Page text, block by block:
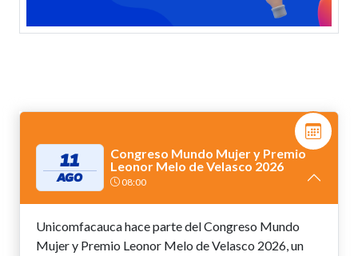
11
AGO
Congreso Mundo Mujer y Premio
Leonor Melo de Velasco 2026
08:00
Unicomfacauca hace parte del Congreso Mundo
Mujer y Premio Leonor Melo de Velasco 2026, un